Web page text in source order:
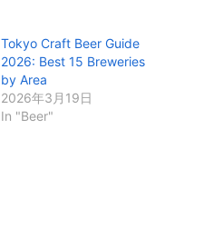
Tokyo Craft Beer Guide
2026: Best 15 Breweries
by Area
2026年3月19日
In "Beer"